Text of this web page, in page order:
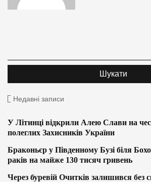
Недавні записи
У Літинці відкрили Алею Слави на
полеглих Захисників України
Браконьєр у Південному Бузі біля
раків на майже 130 тисяч гривень
Через буревій Очитків залишився без